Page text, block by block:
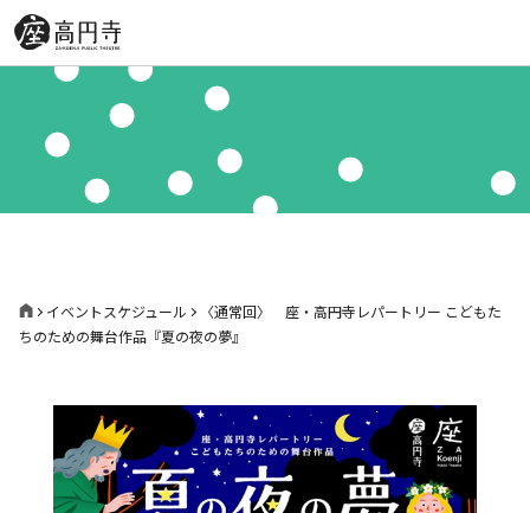
イベントスケジュール
〈通常回〉 座・高円寺レパートリー こどもた
ちのための舞台作品『夏の夜の夢』